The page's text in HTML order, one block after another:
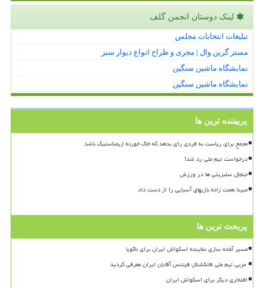
لینک دوستان انجمن گلف
تبلیغات انتخابات مجلس
مستر گرین وال | مجری و طراح انواع دیوار سبز
نمایشگاه ماشین سنگین
نمایشگاه ماشین سنگین
پربیننده ترین ها
مجمع برای ریاست به فردی رای بدهد که خاک خورده ژیمناستیک باشد
درخواست تیم ملی رد شد!
جنجال سلبریتی ها در ورزش
مبینا نعمت زاده بازیهای آسیایی را از دست داد
پربحث ترین ها
مسیر آماده سازی نماینده اسکواش ایران برای ناگویا
افتخاری دیگر برای اسکواش ایران